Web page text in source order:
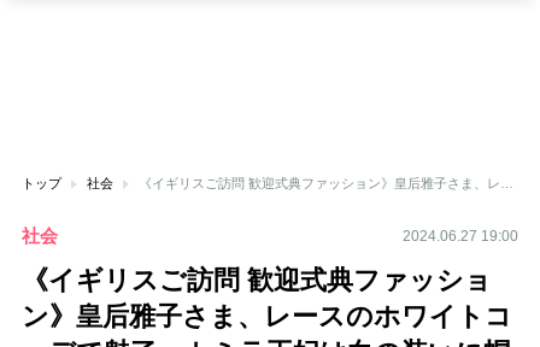
トップ 社会
社会 2024.06.27 19:00
《イギリスご訪問 歓迎式典ファッショ
ン》皇后雅子さま、レースのホワイトコ